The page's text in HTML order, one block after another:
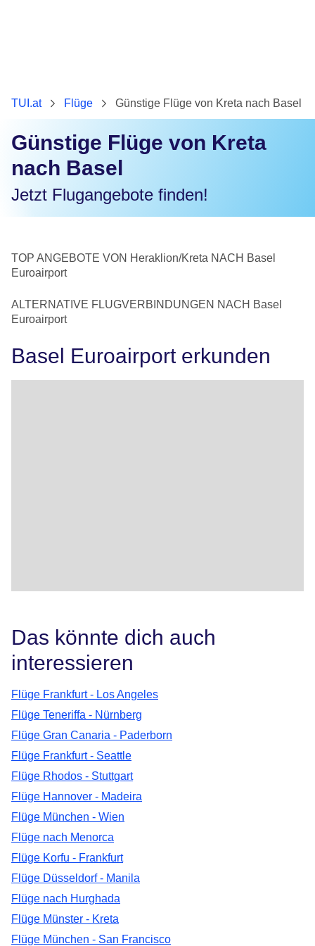
TUI.at Flüge Günstige Flüge von Kreta nach Basel
Günstige Flüge von Kreta
nach Basel
Jetzt Flugangebote finden!
TOP ANGEBOTE VON Heraklion/Kreta NACH Basel
Euroairport
ALTERNATIVE FLUGVERBINDUNGEN NACH Basel
Euroairport
Basel Euroairport erkunden
Das könnte dich auch
interessieren
Flüge Frankfurt - Los Angeles
Flüge Teneriffa - Nürnberg
Flüge Gran Canaria - Paderborn
Flüge Frankfurt - Seattle
Flüge Rhodos - Stuttgart
Flüge Hannover - Madeira
Flüge München - Wien
Flüge nach Menorca
Flüge Korfu - Frankfurt
Flüge Düsseldorf - Manila
Flüge nach Hurghada
Flüge Münster - Kreta
Flüge München - San Francisco